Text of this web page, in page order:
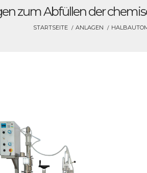
zum Abfüllen der
STARTSEITE ANLAGEN